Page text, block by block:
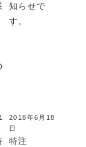
知らせで
す。
2018年6月18
日
特注